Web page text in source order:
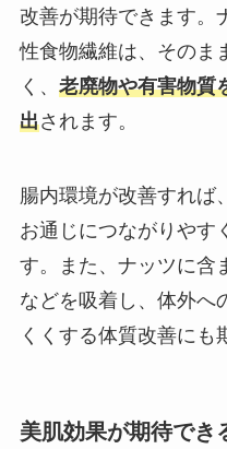
改善が期待できます。
性食物繊維は、そのま
く、 老廃物や有害物質
出されます。
腸内環境が改善すれば
お通じにつながりやす
す。また、ナッツに含
などを吸着し、体外へ
くくする体質改善にも
美肌効果が期待でき